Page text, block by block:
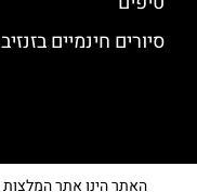
סיורים חינמיים
האתר הינו אתר המלצות